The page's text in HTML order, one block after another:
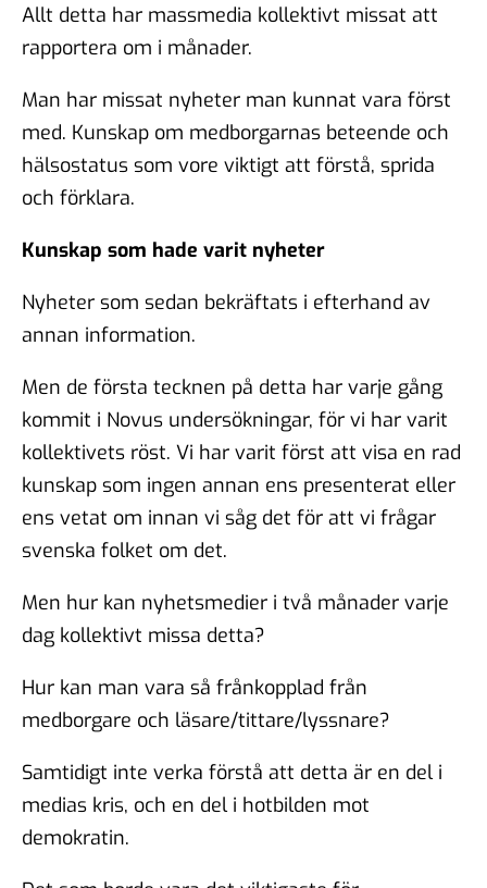
Allt detta har massmedia kollektivt missat att
rapportera om i månader.
Man har missat nyheter man kunnat vara först
med. Kunskap om medborgarnas beteende och
hälsostatus som vore viktigt att förstå, sprida
och förklara.
Kunskap som hade varit nyheter
Nyheter som sedan bekräftats i efterhand av
annan information.
Men de första tecknen på detta har varje gång
kommit i Novus undersökningar, för vi har varit
kollektivets röst. Vi har varit först att visa en rad
kunskap som ingen annan ens presenterat eller
ens vetat om innan vi såg det för att vi frågar
svenska folket om det.
Men hur kan nyhetsmedier i två månader varje
dag kollektivt missa detta?
Hur kan man vara så frånkopplad från
medborgare och läsare/tittare/lyssnare?
Samtidigt inte verka förstå att detta är en del i
medias kris, och en del i hotbilden mot
demokratin.